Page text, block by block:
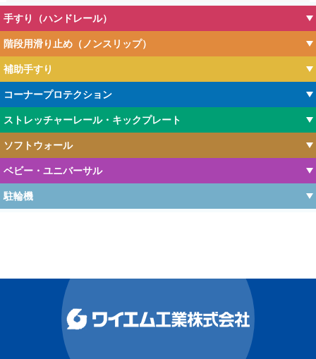
手すり（ハンドレール）
階段用滑り止め（ノンスリップ）
補助手すり
コーナープロテクション
ストレッチャーレール・キックプレート
ソフトウォール
ベビー・ユニバーサル
駐輪機